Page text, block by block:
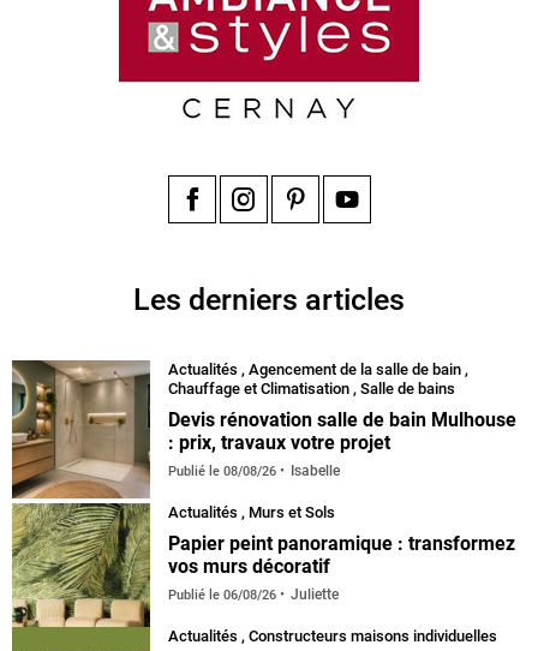
Les derniers articles
Actualités , Agencement de la salle de bain ,
Chauffage et Climatisation , Salle de bains
Devis rénovation salle de bain Mulhouse
: prix, travaux votre projet
Publié le 08/08/26 Isabelle
Actualités , Murs et Sols
Papier peint panoramique : transformez
vos murs décoratif
Publié le 06/08/26 Juliette
Actualités , Constructeurs maisons individuelles